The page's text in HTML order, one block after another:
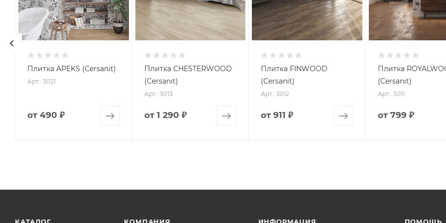
Плитка APEKS (Cersanit)
Арт.: 3021
от 490 ₽
Плитка CHESTERWOOD
(Cersanit)
Арт.: 3013
от 1 290 ₽
Плитка FINWOOD
(Cersanit)
Арт.: 3012
от911 ₽
Плитка
(Cersanit)
Арт.: 3011
от 799 ₽